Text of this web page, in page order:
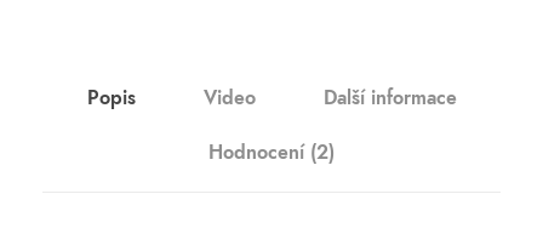
Popis Video Další informace
Hodnocení (2)